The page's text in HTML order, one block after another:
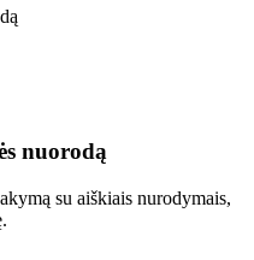
nuorodą
su aiškiais nurodymais,